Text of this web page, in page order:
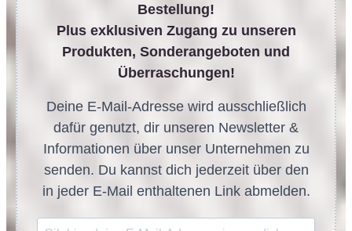
Bestellung!
Plus exklusiven Zugang zu unseren
Produkten, Sonderangeboten und
Überraschungen!
Deine E-Mail-Adresse wird ausschließlich
dafür genutzt, dir unseren Newsletter &
Informationen über unser Unternehmen zu
senden. Du kannst dich jederzeit über den
in jeder E-Mail enthaltenen Link abmelden.